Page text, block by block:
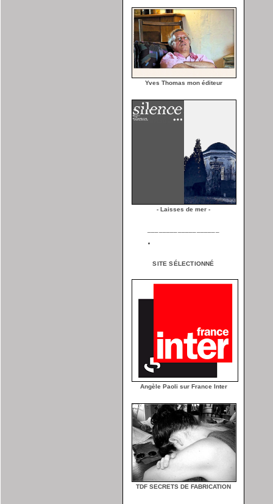
Yves Thomas mon éditeur
- Laisses de mer -
SITE SÉLECTIONNÉ
Angèle Paoli sur France Inter
TDF SECRETS DE FABRICATION